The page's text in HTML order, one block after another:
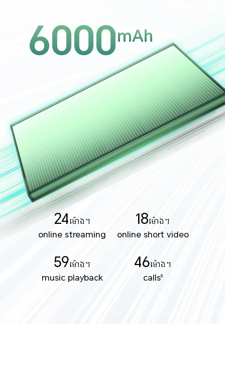
6000mAh
24ម៉ោង។
online streaming
18ម៉ោង។
online short video
59 ម៉ោង។
music playback
46 ម៉ោង។
calls8